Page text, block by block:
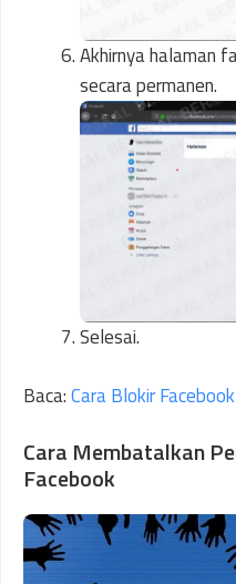
Akhirnya halaman
secara permanen.
Selesai.
Baca:Cara Blokir Facebook
Cara Membatalkan
Facebook